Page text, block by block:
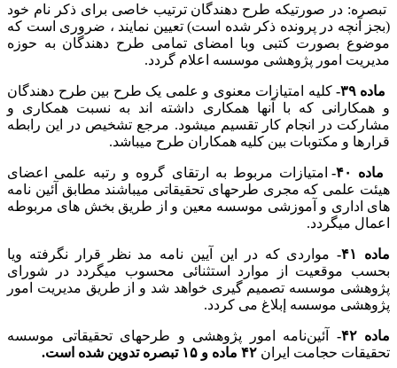
تبصره: در صورتیکه طرح دهندگان ترتیب خاصی برای ذکر نام خود
(بجز آنچه در پرونده ذکر شده است) تعیین نمایند ، ضروری است که
موضوع بصورت کتبی وبا امضای تمامی طرح دهندگان به حوزه
مدیریت امور پژوهشی موسسه اعلام گردد.
ماده ۳۹-
کلیه امتیازات معنوی و علمی یک طرح بین طرح دهندگان
و همکارانی که با آنها همکاری داشته اند به نسبت همکاری و
مشارکت در انجام کار تقسیم میشود. مرجع تشخیص در این رابطه
قرارها و مکتوبات بین کلیه همکاران طرح میباشد.
ماده ۴۰-
امتیازات مربوط به ارتقای گروه و رتبه علمی اعضای
هیئت علمی که مجری طرحهای تحقیقاتی میباشند مطابق آئین نامه
های اداری و آموزشی موسسه معین و از طریق بخش های مربوطه
اعمال میگردد.
ماده ۴۱-
مواردی که در این آیین نامه مد نظر قرار نگرفته ویا
بحسب موقعیت از موارد استثنائی محسوب میگردد در شورای
پژوهشی موسسه تصمیم گیری خواهد شد و از طریق مدیریت امور
پژوهشی موسسه إبلاغ می کردد.
ماده ۴۲-
آئین‌نامه امور پژوهشی و طرحهای تحقیقاتی موسسه
تحقیقات حجامت ایران